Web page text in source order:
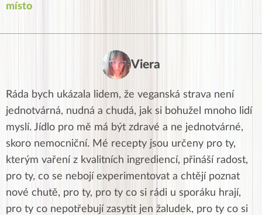
místo
Viera
Ráda bych ukázala lidem, že veganská strava není
jednotvárná, nudná a chudá, jak si bohužel mnoho lidí
myslí. Jídlo pro mě má být zdravé a ne jednotvárné,
skoro nemocniční. Mé recepty jsou určeny pro ty,
kterým vaření z kvalitních ingrediencí, přináší radost,
pro ty, co se nebojí experimentovat a chtějí poznat
nové chutě, pro ty, pro ty co si rádi u sporáku hrají,
pro ty co nepotřebují zasytit jen žaludek, pro ty co si